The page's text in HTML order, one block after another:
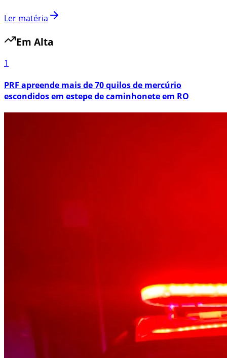
Ler matéria
Em Alta
1
PRF apreende mais de 70 quilos de mercúrio
escondidos em estepe de caminhonete em RO